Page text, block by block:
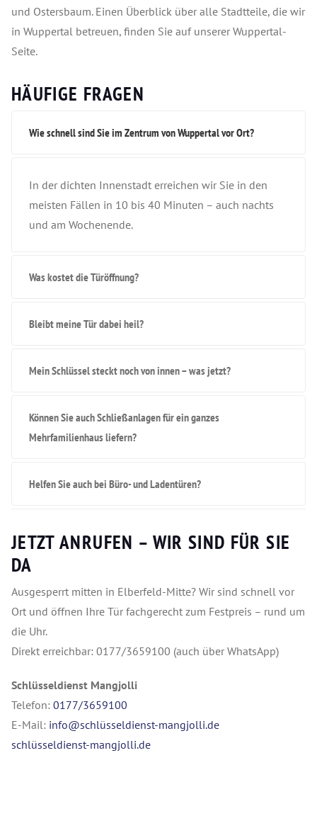
und Ostersbaum. Einen Überblick über alle Stadtteile, die wir
in Wuppertal betreuen, finden Sie auf unserer Wuppertal-
Seite.
HÄUFIGE FRAGEN
Wie schnell sind Sie im Zentrum von Wuppertal vor Ort?
In der dichten Innenstadt erreichen wir Sie in den
meisten Fällen in 10 bis 40 Minuten – auch nachts
und am Wochenende.
Was kostet die Türöffnung?
Bleibt meine Tür dabei heil?
Mein Schlüssel steckt noch von innen – was jetzt?
Können Sie auch Schließanlagen für ein ganzes
Mehrfamilienhaus liefern?
Helfen Sie auch bei Büro- und Ladentüren?
JETZT ANRUFEN – WIR SIND FÜR SIE
DA
Ausgesperrt mitten in Elberfeld-Mitte? Wir sind schnell vor
Ort und öffnen Ihre Tür fachgerecht zum Festpreis – rund um
die Uhr.
Direkt erreichbar: 0177/3659100 (auch über WhatsApp)
Schlüsseldienst Mangjolli
Telefon: 0177/3659100
E-Mail: info@schlüsseldienst-mangjolli.de
schlüsseldienst-mangjolli.de